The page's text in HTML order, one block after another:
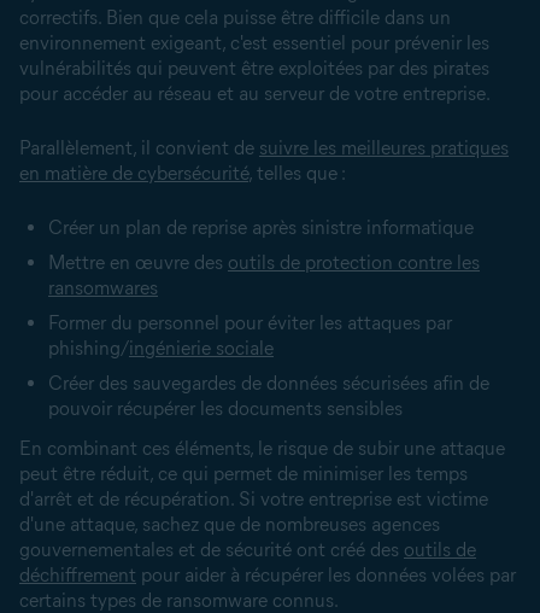
correctifs. Bien que cela puisse être difficile dans un
environnement exigeant, c'est essentiel pour prévenir les
vulnérabilités qui peuvent être exploitées par des pirates
pour accéder au réseau et au serveur de votre entreprise.
Parallèlement, il convient de suivre les meilleures pratiques
en matière de cybersécurité, telles que :
Créer un plan de reprise après sinistre informatique
Mettre en œuvre des outils de protection contre les
ransomwares
Former du personnel pour éviter les attaques par
phishing/ingénierie sociale
Créer des sauvegardes de données sécurisées afin de
pouvoir récupérer les documents sensibles
En combinant ces éléments, le risque de subir une attaque
peut être réduit, ce qui permet de minimiser les temps
d'arrêt et de récupération. Si votre entreprise est victime
d'une attaque, sachez que de nombreuses agences
gouvernementales et de sécurité ont créé des outils de
déchiffrement pour aider à récupérer les données volées par
certains types de ransomware connus.